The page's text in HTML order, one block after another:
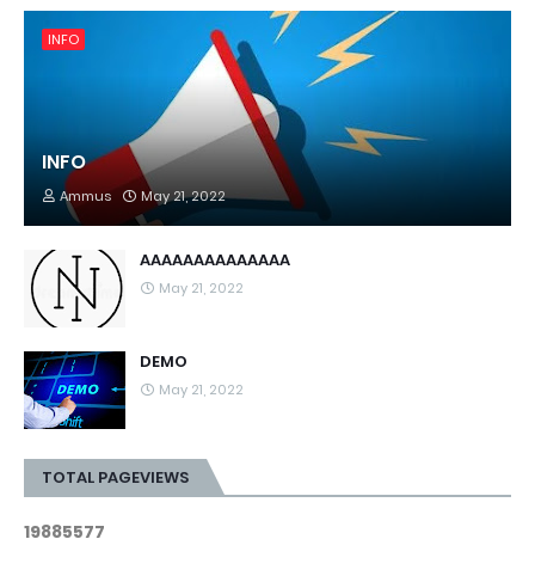
INFO
INFO
Ammus May 21, 2022
AAAAAAAAAAAAAA
May 21, 2022
DEMO
May 21, 2022
TOTAL PAGEVIEWS
19885577